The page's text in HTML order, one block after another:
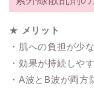
★ メリット
・肌への負担が少
・効果が持続しや
・A波とB波が両方